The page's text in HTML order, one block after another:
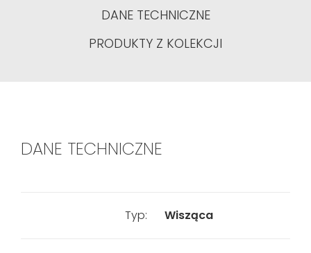
DANE TECHNICZNE
PRODUKTY Z KOLEKCJI
DANE TECHNICZNE
Typ: Wisząca